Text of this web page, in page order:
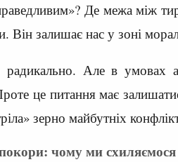
Де межа між
Він залишає нас у зоні
Але в умовах
це питання має
зерно майбутніх
чому ми